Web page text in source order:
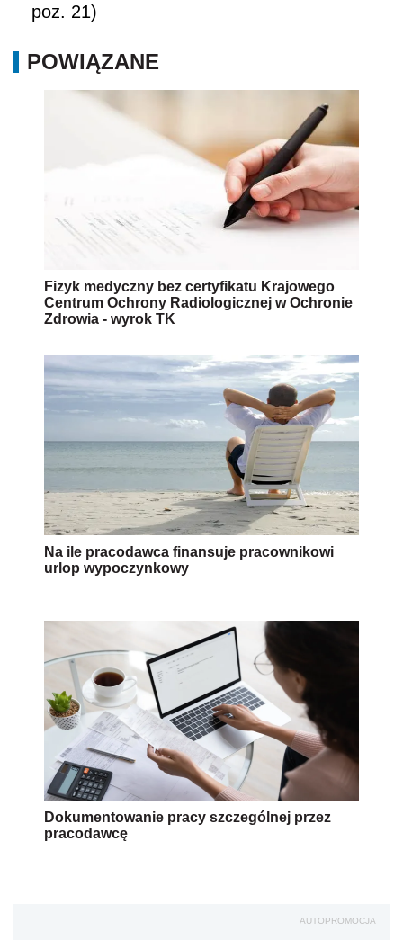
poz. 21)
POWIĄZANE
Fizyk medyczny bez certyfikatu Krajowego
Centrum Ochrony Radiologicznej w Ochronie
Zdrowia - wyrok TK
Na ile pracodawca finansuje pracownikowi
urlop wypoczynkowy
Dokumentowanie pracy szczególnej przez
pracodawcę
AUTOPROMOCJA